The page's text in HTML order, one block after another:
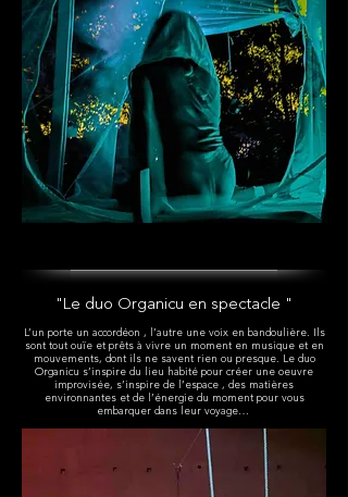
"Le duo Organicu en spectacle "
L’un porte un accordéon , l’autre une voix en bandoulière. Ils
sont tout ouïe et prêts à vivre un moment en musique et en
mouvements, dont ils ne savent rien ou presque. Le duo
Organicu s’inspire du lieu habité pour créer une oeuvre
improvisée, s’inspire de l’espace , des matières
environnantes et de l’énergie du moment pour vous
embarquer dans leur voyage…